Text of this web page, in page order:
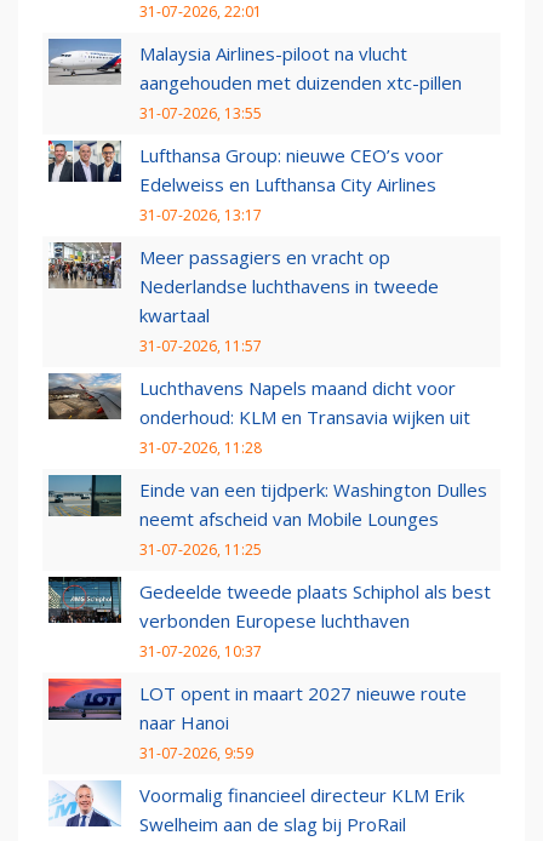
31-07-2026, 22:01
Malaysia Airlines-piloot na vlucht
aangehouden met duizenden xtc-pillen
31-07-2026, 13:55
Lufthansa Group: nieuwe CEO’s voor
Edelweiss en Lufthansa City Airlines
31-07-2026, 13:17
Meer passagiers en vracht op
Nederlandse luchthavens in tweede
kwartaal
31-07-2026, 11:57
Luchthavens Napels maand dicht voor
onderhoud: KLM en Transavia wijken uit
31-07-2026, 11:28
Einde van een tijdperk: Washington Dulles
neemt afscheid van Mobile Lounges
31-07-2026, 11:25
Gedeelde tweede plaats Schiphol als best
verbonden Europese luchthaven
31-07-2026, 10:37
LOT opent in maart 2027 nieuwe route
naar Hanoi
31-07-2026, 9:59
Voormalig financieel directeur KLM Erik
Swelheim aan de slag bij ProRail